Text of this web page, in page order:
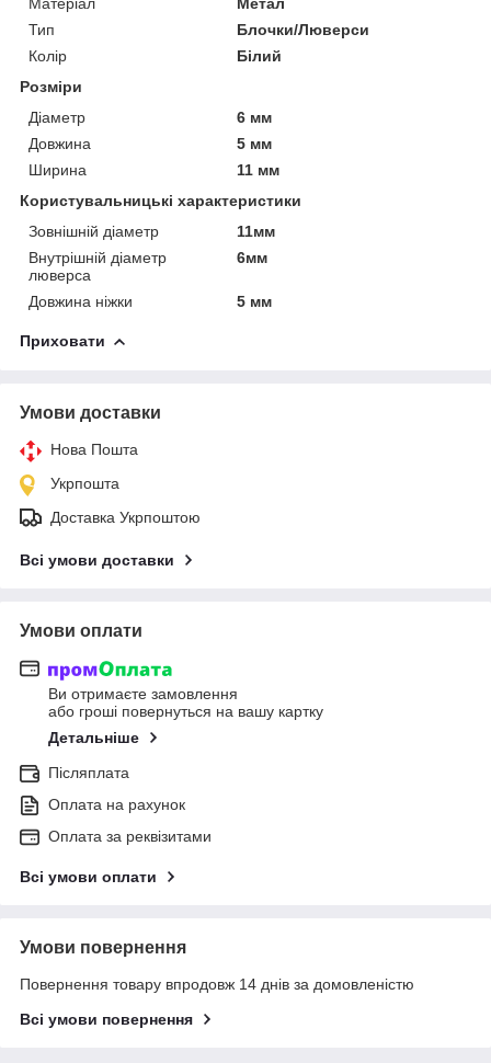
Тип
Блочки/Люверси
Колір
Білий
Розміри
Діаметр
6 мм
Довжина
5 мм
Ширина
11 мм
Користувальницькі характеристики
Зовнішній діаметр
11мм
Внутрішній діаметр
люверса
6мм
Довжина ніжки 5 мм
Приховати
Умови доставки
Нова Пошта
Укрпошта
Доставка Укрпоштою
Всі умови доставки
Умови оплати
Ви отримаєте замовлення
або гроші повернуться на вашу картку
Детальніше
Післяплата
Оплата на рахунок
Оплата за реквізитами
Всі умови оплати
Умови повернення
Повернення товару впродовж 14 днів за домовленістю
Всі умови повернення